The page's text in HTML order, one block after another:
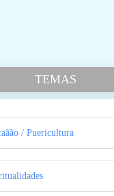
TEMAS
/ Puericultura